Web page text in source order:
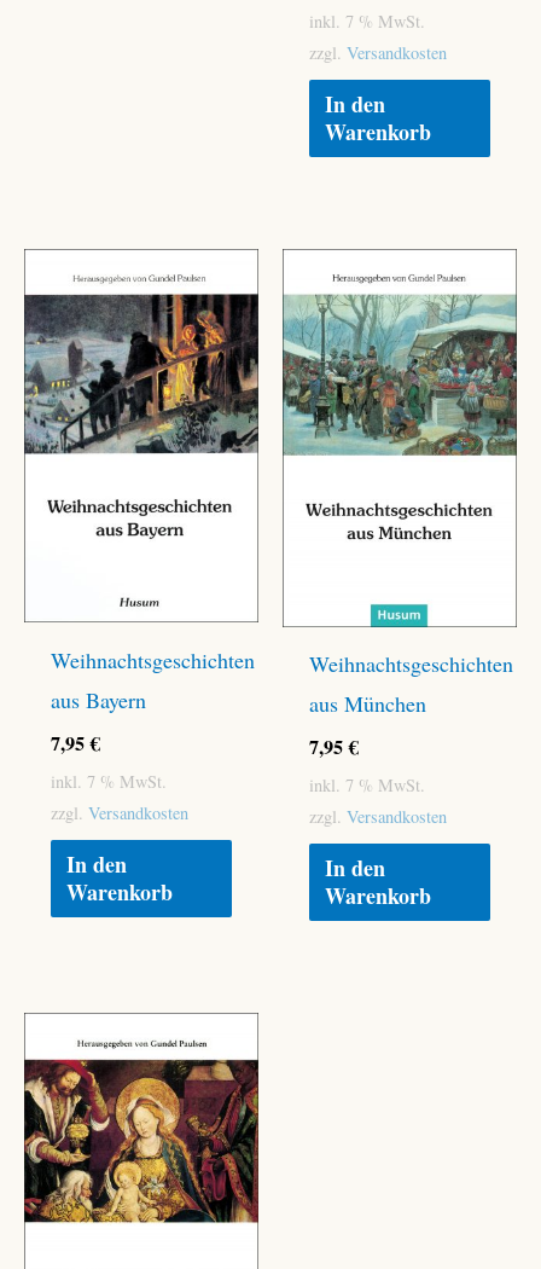
inkl. 7 % MwSt.
zzgl. Versandkosten
In den
Warenkorb
Weihnachtsgeschichten
aus Bayern
7,95€
inkl. 7 % MwSt.
zzgl. Versandkosten
In den
Warenkorb
Weihnachtsgeschichten
aus München
7,95€
inkl. 7 % MwSt.
zzgl. Versandkosten
In den
Warenkorb